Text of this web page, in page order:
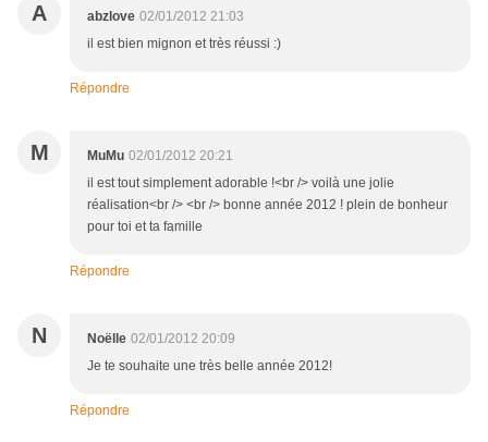
A abzlove 02/01/2012 21:03
il est bien mignon et très réussi :)
Répondre
M MuMu 02/01/2012 20:21
il est tout simplement adorable !<br /> voilà une jolie
réalisation<br /> <br /> bonne année 2012 ! plein de bonheur
pour toi et ta famille
Répondre
N Noëlle 02/01/2012 20:09
Je te souhaite une très belle année 2012!
Répondre